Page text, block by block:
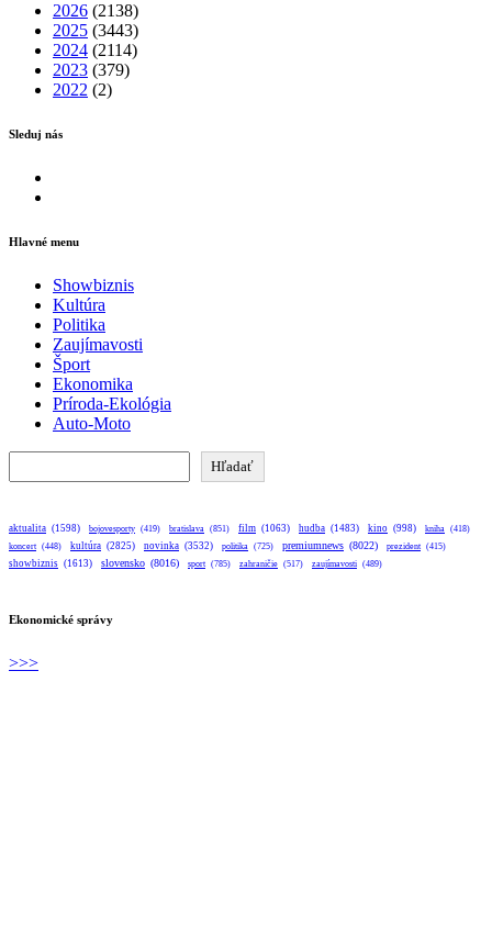
2026 (2138)
2025 (3443)
2024 (2114)
2023 (379)
2022 (2)
Sleduj nás
Hlavné menu
Showbiznis
Kultúra
Politika
Zaujímavosti
Šport
Ekonomika
Príroda-Ekológia
Auto-Moto
Hľadať
aktualita (1598) bojovesporty (419) bratislava (851) film (1063) hudba (1483) kino (998) kniha (418)
koncert (448) kultúra (2825) novinka (3532) politika (725) premiumnews (8022) prezident (415)
showbiznis (1613) slovensko (8016) sport (785) zahraničie (517) zaujímavosti (489)
Ekonomické správy
>>>